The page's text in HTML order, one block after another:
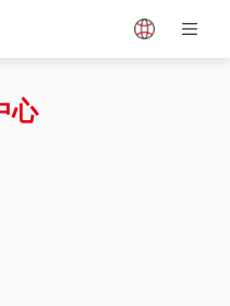
Vietnam
心